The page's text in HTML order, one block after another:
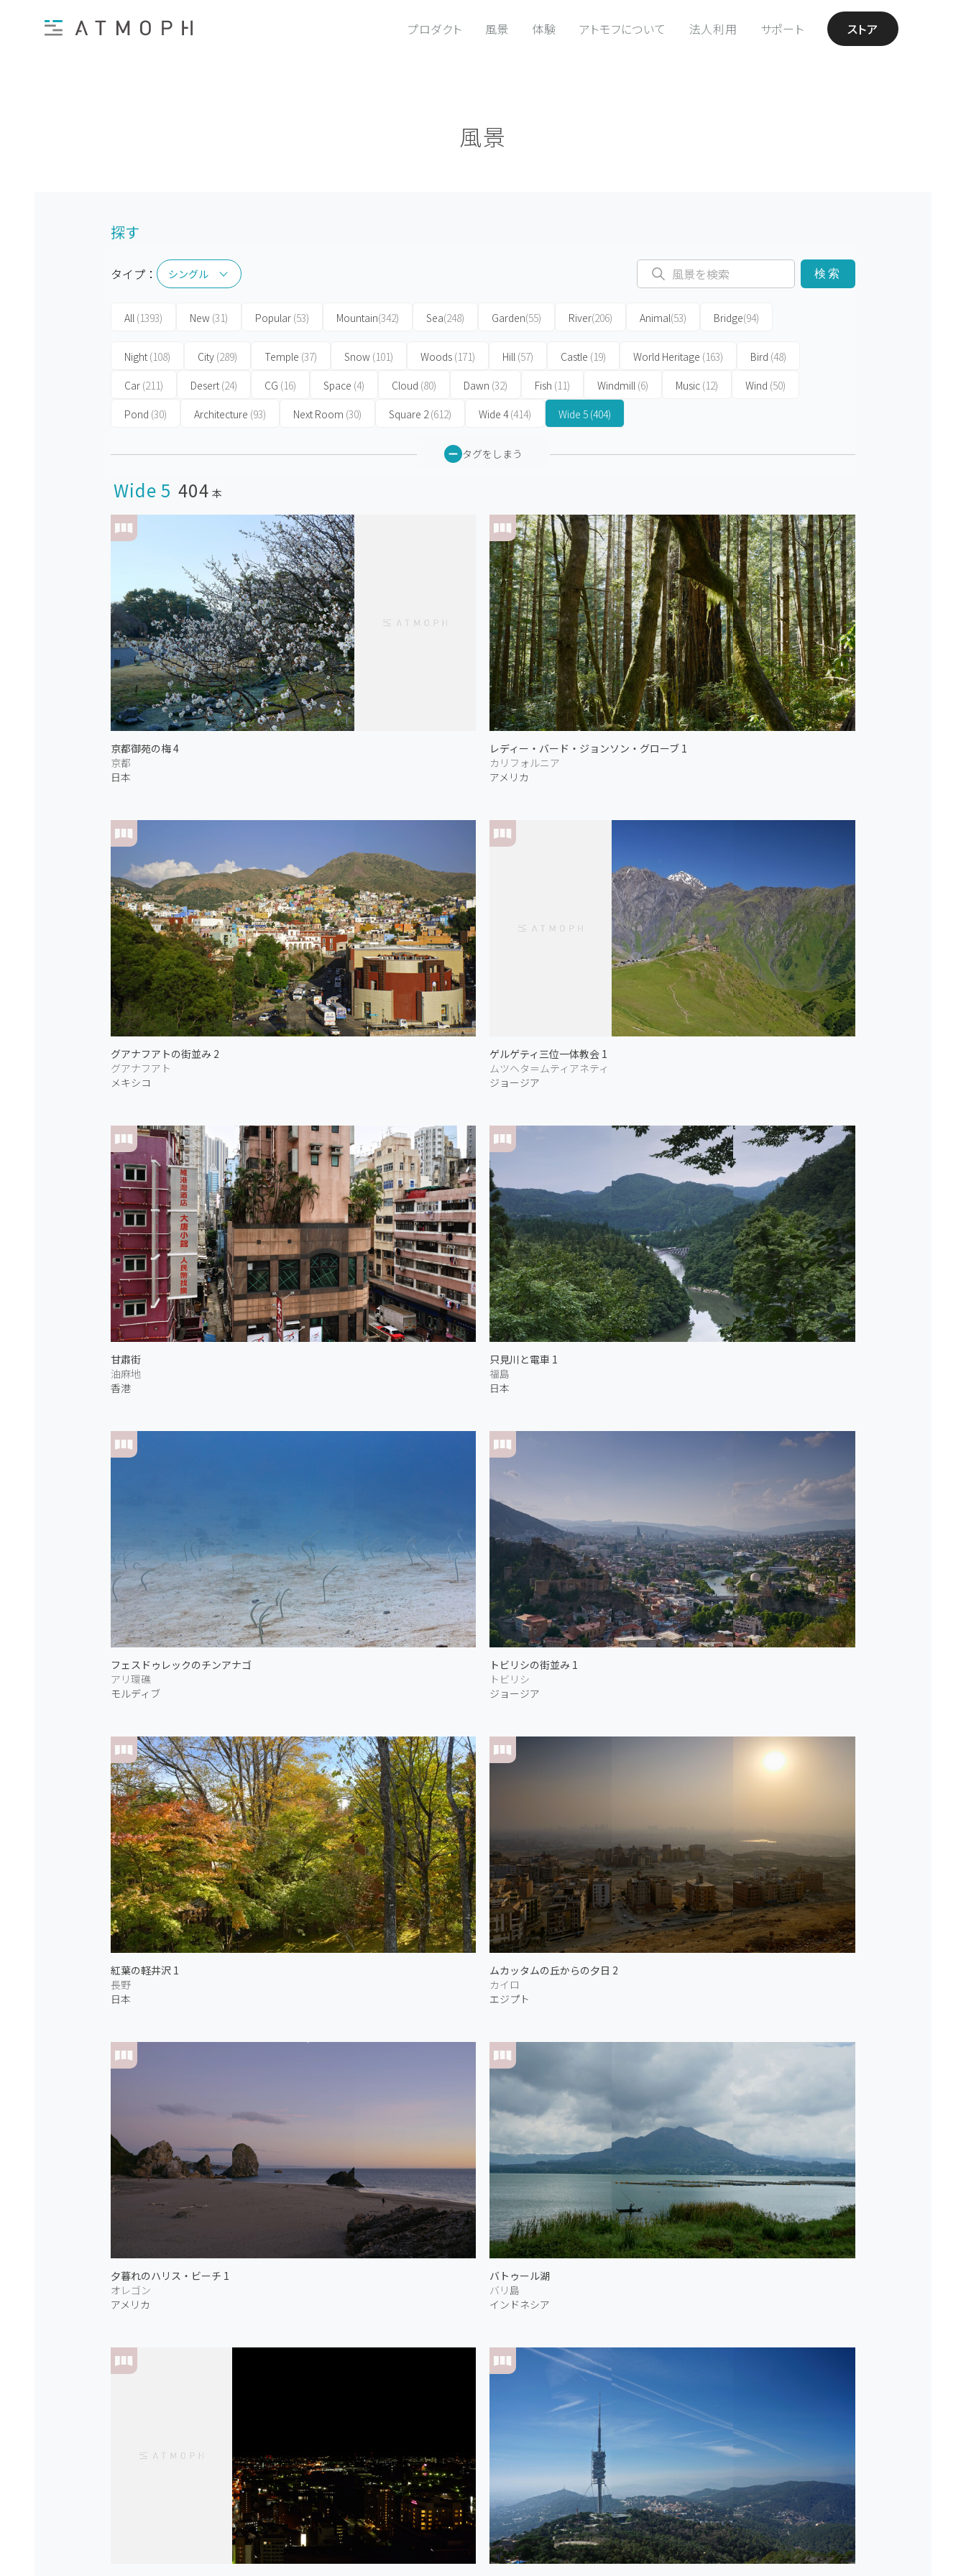
プロダクト 風景 体験 アトモフについて 法人利用 サポート ストア
風景
探す
タイプ： シングル
シングル 検索
All (1393) New (31) Popular (53) Mountain(342) Sea(248) Garden(55) River(206) Animal(53) Bridge(94)
Night(108) City (289) Temple (37) Snow (101) Woods (171) Hill (57) Castle (19) World Heritage (163) Bird (48)
Car (211) Desert(24) CG (16) Space (4) Cloud (80) Dawn (32) Fish (11) Windmill (6) Music (12) Wind (50)
Pond (30) Architecture (93) Next Room (30) Square 2(612) Wide 4(414) Wide 5 (404)
タグをしまう
Wide 5 404 本
京都御苑の梅 4
京都
日本
レディー・バード・ジョンソン・グローブ 1
カリフォルニア
アメリカ
グアナフアトの街並み 2
グアナフアト
メキシコ
ゲルゲティ三位一体教会 1
ムツヘタ＝ムティアネティ
ジョージア
甘肅街
油麻地
香港
只見川と電車 1
福島
日本
フェスドゥレックのチンアナゴ
アリ環礁
モルディブ
トビリシの街並み 1
トビリシ
ジョージア
紅葉の軽井沢 1
長野
日本
ムカッタムの丘からの夕日 2
カイロ
エジプト
夕暮れのハリス・ビーチ 1
オレゴン
アメリカ
バトゥール湖
バリ島
インドネシア